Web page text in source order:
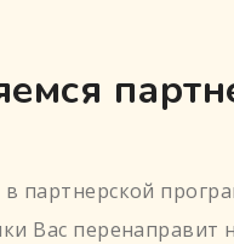
партнерской
Вас перенаправит